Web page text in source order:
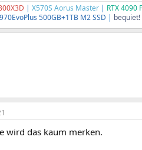
| X570S Aorus Master | RTX 4090
500GB+1TB M2 SSD |
wird das kaum merken.